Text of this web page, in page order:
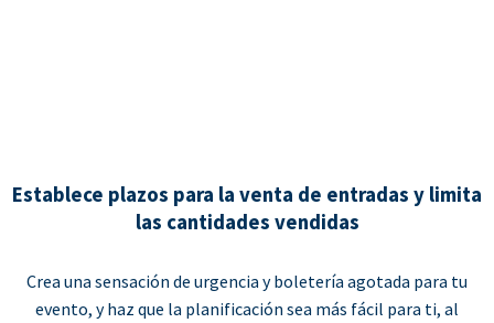
Establece plazos para la venta de entradas y limita
las cantidades vendidas
Crea una sensación de urgencia y boletería agotada para tu
evento, y haz que la planificación sea más fácil para ti, al